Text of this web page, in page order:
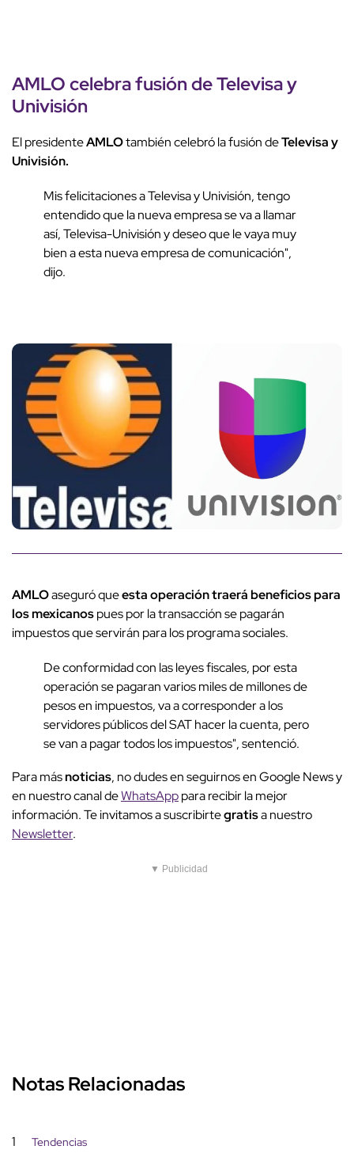
AMLO celebra fusión de Televisa y
Univisión
El presidenteAMLOtambién celebró la fusión deTelevisa y
Univisión.
Mis felicitaciones a Televisa y Univisión, tengo
entendido que la nueva empresa se va a llamar
así, Televisa-Univisión y deseo que le vaya muy
bien a esta nueva empresa de comunicación",
dijo.
AMLOaseguró queesta operación traerá beneficios para
los mexicanospues por la transacción se pagarán
impuestos que servirán para los programa sociales.
De conformidad con las leyes fiscales, por esta
operación se pagaran varios miles de millones de
pesos en impuestos, va a corresponder a los
servidores públicos del SAT hacer la cuenta, pero
se van a pagar todos los impuestos", sentenció.
Para másnoticias, no dudes en seguirnos en Google News y
en nuestro canal deWhatsApppara recibir la mejor
información. Te invitamos a suscribirtegratisa nuestro
Newsletter.
▼ Publicidad
Notas Relacionadas
1 Tendencias